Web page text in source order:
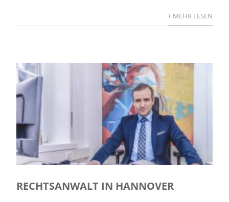
+ MEHR LESEN
RECHTSANWALT IN HANNOVER